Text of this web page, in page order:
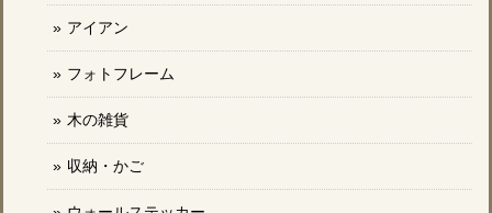
アイアン
フォトフレーム
木の雑貨
収納・かご